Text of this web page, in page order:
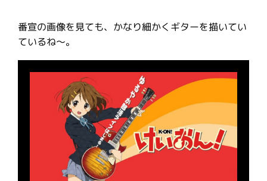
番宣の画像を見ても、かなり細かくギターを描いてい
ているね〜。